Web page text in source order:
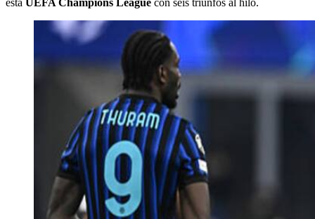
esta UEFA Champions League con seis triunfos al hilo.